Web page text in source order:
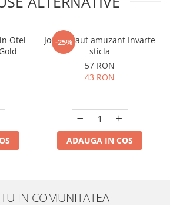
Otel
-25%
Joc de baut amuzant Invarte
sticla
57 RON
43 RON
ADAUGA IN COS
IN COMUNITATEA